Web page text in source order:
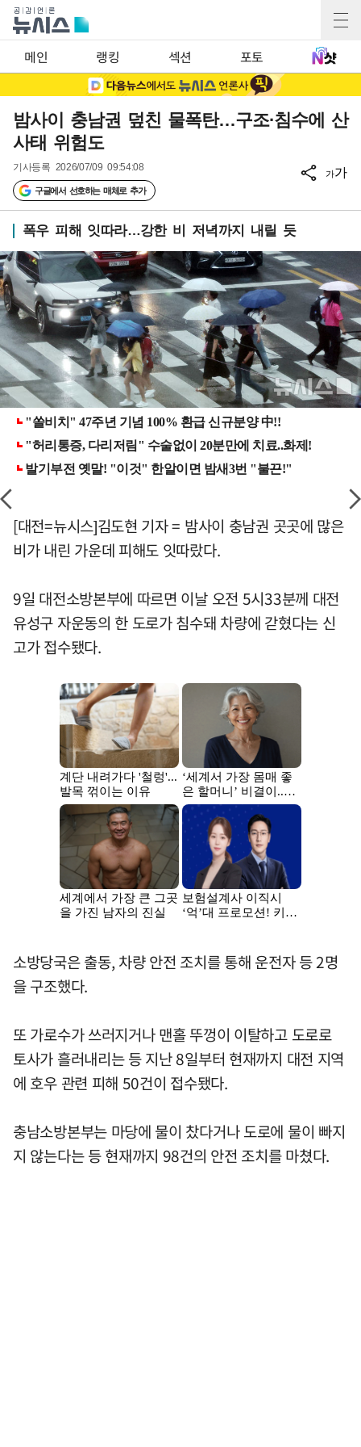
메인 랭킹 섹션 포토
밤사이 충남권 덮친 물폭탄…구조·침수에 산
사태 위험도
기사등록 2026/07/09 09:54:08
구글에서 선호하는 매체로 추가
가가
폭우 피해 잇따라…강한 비 저녁까지 내릴 듯
[대전=뉴시스]김도현 기자 = 밤사이 충남권 곳곳에 많은
비가 내린 가운데 피해도 잇따랐다.
9일 대전소방본부에 따르면 이날 오전 5시33분께 대전
유성구 자운동의 한 도로가 침수돼 차량에 갇혔다는 신
고가 접수됐다.
소방당국은 출동, 차량 안전 조치를 통해 운전자 등 2명
을 구조했다.
또 가로수가 쓰러지거나 맨홀 뚜껑이 이탈하고 도로로
토사가 흘러내리는 등 지난 8일부터 현재까지 대전 지역
에 호우 관련 피해 50건이 접수됐다.
충남소방본부는 마당에 물이 찼다거나 도로에 물이 빠지
지 않는다는 등 현재까지 98건의 안전 조치를 마쳤다.